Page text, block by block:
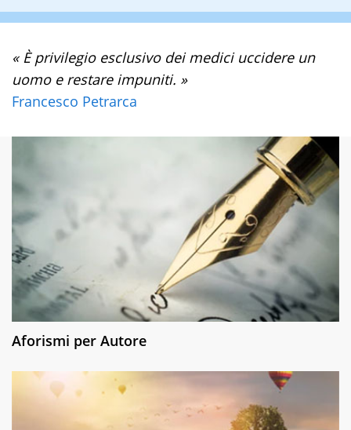
« È privilegio esclusivo dei medici uccidere un
uomo e restare impuniti. »
Francesco Petrarca
Aforismi per Autore